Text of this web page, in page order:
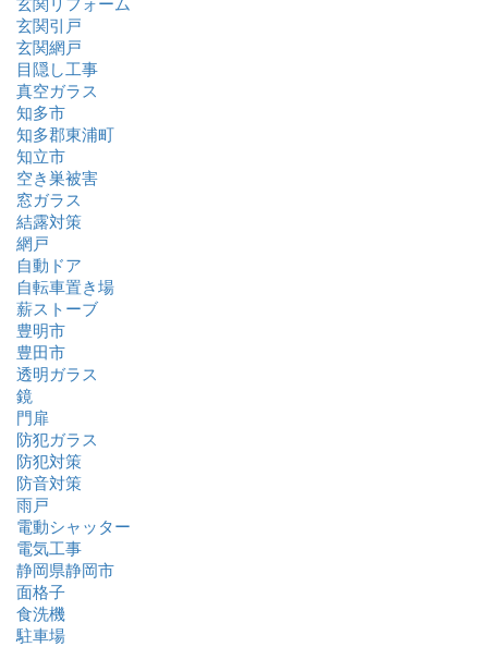
玄関引戸
玄関網戸
目隠し工事
真空ガラス
知多市
知多郡東浦町
知立市
空き巣被害
窓ガラス
結露対策
網戸
自動ドア
自転車置き場
薪ストーブ
豊明市
豊田市
透明ガラス
鏡
門扉
防犯ガラス
防犯対策
防音対策
雨戸
電動シャッター
電気工事
静岡県静岡市
面格子
食洗機
駐車場